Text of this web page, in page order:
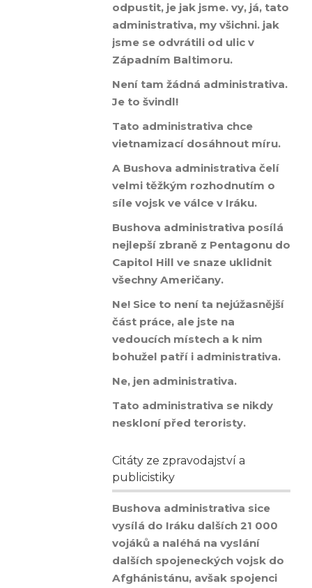
odpustit, je jak jsme. vy, já, tato
administrativa, my všichni. jak
jsme se odvrátili od ulic v
Západním Baltimoru.
Není tam žádná administrativa.
Je to švindl!
Tato administrativa chce
vietnamizací dosáhnout míru.
A Bushova administrativa čelí
velmi těžkým rozhodnutím o
síle vojsk ve válce v Iráku.
Bushova administrativa posílá
nejlepší zbraně z Pentagonu do
Capitol Hill ve snaze uklidnit
všechny Američany.
Ne! Sice to není ta nejúžasnější
část práce, ale jste na
vedoucích místech a k nim
bohužel patří i administrativa.
Ne, jen administrativa.
Tato administrativa se nikdy
neskloní před teroristy.
Citáty ze zpravodajství a
publicistiky
Bushova administrativa sice
vysílá do Iráku dalších 21 000
vojáků a naléhá na vyslání
dalších spojeneckých vojsk do
Afghánistánu, avšak spojenci